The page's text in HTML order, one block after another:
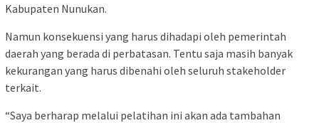
Kabupaten Nunukan.
Namun konsekuensi yang harus dihadapi oleh pemerintah
daerah yang berada di perbatasan. Tentu saja masih banyak
kekurangan yang harus dibenahi oleh seluruh stakeholder
terkait.
“Saya berharap melalui pelatihan ini akan ada tambahan